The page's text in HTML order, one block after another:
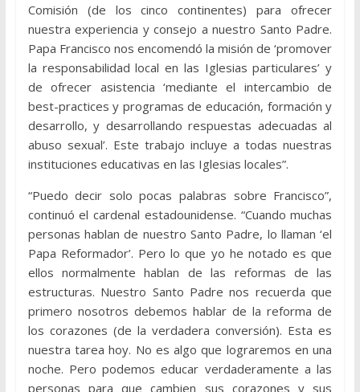
Comisión (de los cinco continentes) para ofrecer
nuestra experiencia y consejo a nuestro Santo Padre.
Papa Francisco nos encomendó la misión de ‘promover
la responsabilidad local en las Iglesias particulares’ y
de ofrecer asistencia ‘mediante el intercambio de
best-practices y programas de educación, formación y
desarrollo, y desarrollando respuestas adecuadas al
abuso sexual’. Este trabajo incluye a todas nuestras
instituciones educativas en las Iglesias locales”.
“Puedo decir solo pocas palabras sobre Francisco”,
continuó el cardenal estadounidense. “Cuando muchas
personas hablan de nuestro Santo Padre, lo llaman ‘el
Papa Reformador’. Pero lo que yo he notado es que
ellos normalmente hablan de las reformas de las
estructuras. Nuestro Santo Padre nos recuerda que
primero nosotros debemos hablar de la reforma de
los corazones (de la verdadera conversión). Esta es
nuestra tarea hoy. No es algo que lograremos en una
noche. Pero podemos educar verdaderamente a las
personas para que cambien sus corazones y sus